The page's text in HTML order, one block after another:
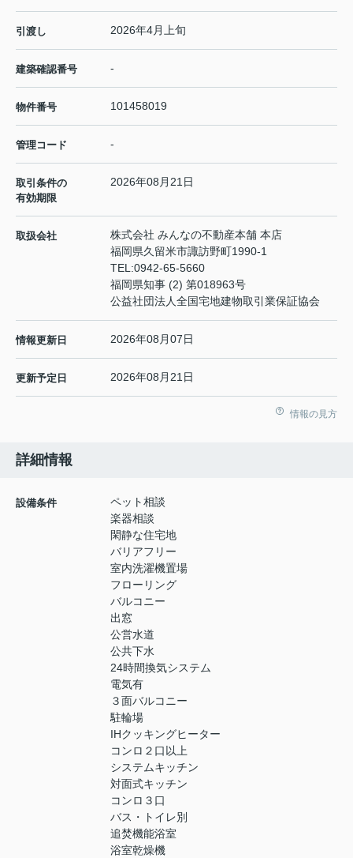
引渡し 2026年4月上旬
建築確認番号 -
物件番号 101458019
管理コード -
取引条件の
有効期限
2026年08月21日
取扱会社
株式会社 みんなの不動産本舗 本店
福岡県久留米市諏訪野町1990-1
TEL:0942-65-5660
福岡県知事 (2) 第018963号
公益社団法人全国宅地建物取引業保証協会
情報更新日 2026年08月07日
更新予定日 2026年08月21日
情報の見方
詳細情報
設備条件
ペット相談
楽器相談
閑静な住宅地
バリアフリー
室内洗濯機置場
フローリング
バルコニー
出窓
公営水道
公共下水
24時間換気システム
電気有
３面バルコニー
駐輪場
IHクッキングヒーター
コンロ２口以上
システムキッチン
対面式キッチン
コンロ３口
バス・トイレ別
追焚機能浴室
浴室乾燥機